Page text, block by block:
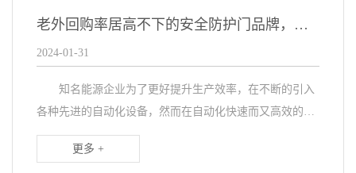
老外回购率居高不下的安全防护门品牌，四大特点让人信赖
2024-01-31
知名能源企业为了更好提升生产效率，在不断的引入
各种先进的自动化设备，然而在自动化快速而又高效的操
作过程中，也隐藏着一定的危险性。为了确保工作场所安
全，提升员工防护水平，有效预防意外事故，选择在设
更多 +